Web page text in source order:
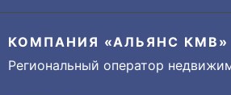
КОМПАНИЯ «АЛЬЯНС КМВ»
Региональный оператор